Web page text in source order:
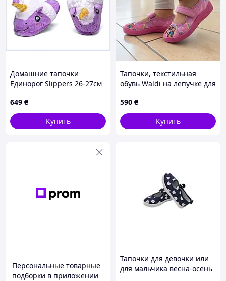
Домашние тапочки
Единорог Slippers 26-27см
148PH0883
649 ₴
Купить
Тапочки, текстильная
обувь Waldi на лепучке для
кожаная с супинатором
Размеры: 21-27
590 ₴
Купить
Персональные товарные
подборки в приложении
Тапочки для девочки или
для мальчика весна-осень